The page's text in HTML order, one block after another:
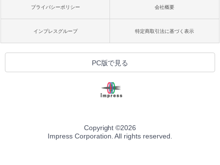
プライバシーポリシー 会社概要
インプレスグループ 特定商取引法に基づく表示
PC版で見る
Copyright ©2026
Impress Corporation. All rights reserved.